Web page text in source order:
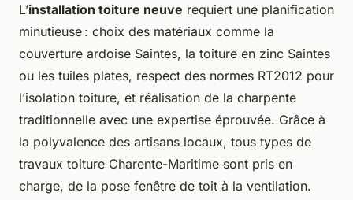
L’installation toiture neuve requiert une planification
minutieuse : choix des matériaux comme la
couverture ardoise Saintes, la toiture en zinc Saintes
ou les tuiles plates, respect des normes RT2012 pour
l’isolation toiture, et réalisation de la charpente
traditionnelle avec une expertise éprouvée. Grâce à
la polyvalence des artisans locaux, tous types de
travaux toiture Charente-Maritime sont pris en
charge, de la pose fenêtre de toit à la ventilation.